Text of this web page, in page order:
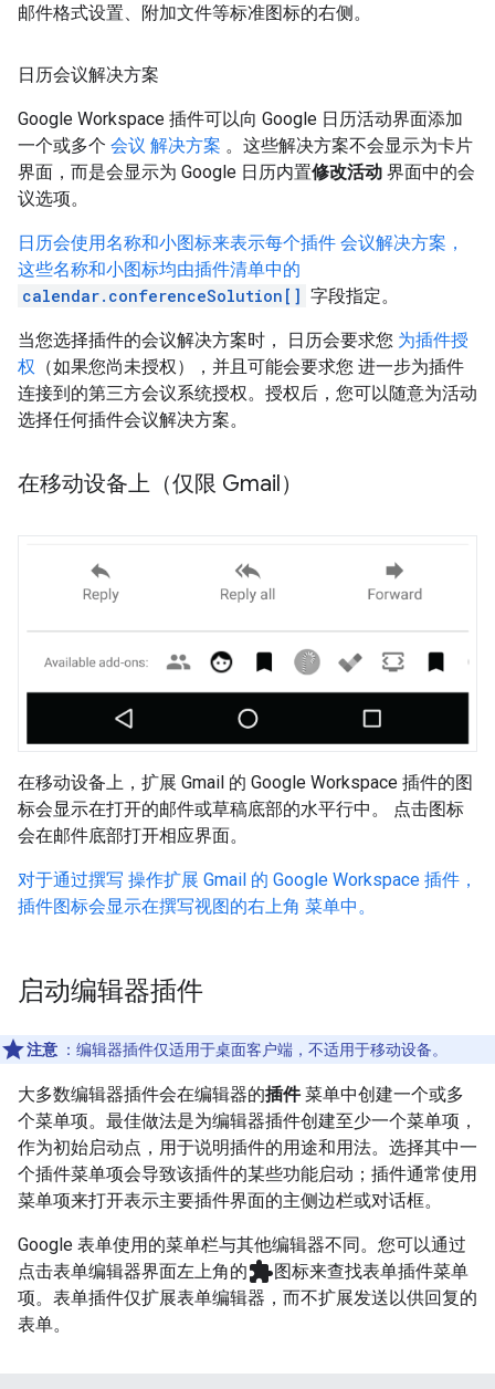
邮件格式设置、附加文件等标准图标的右侧。
日历会议解决方案
Google Workspace 插件可以向 Google 日历活动界面添加
一个或多个 会议 解决方案 。这些解决方案不会显示为卡片
界面，而是会显示为 Google 日历内置修改活动 界面中的会
议选项。
日历会使用名称和小图标来表示每个插件 会议解决方案，
这些名称和小图标均由插件清单中的
calendar.conferenceSolution[] 字段指定。
当您选择插件的会议解决方案时， 日历会要求您 为插件授
权 （如果您尚未授权），并且可能会要求您 进一步为插件
连接到的第三方会议系统授权。授权后，您可以随意为活动
选择任何插件会议解决方案。
在移动设备上（仅限 Gmail）
在移动设备上，扩展 Gmail 的 Google Workspace 插件的图
标会显示在打开的邮件或草稿底部的水平行中。 点击图标
会在邮件底部打开相应界面。
对于通过撰写 操作扩展 Gmail 的 Google Workspace 插件，
插件图标会显示在撰写视图的右上角 菜单中。
启动编辑器插件
注意 ：编辑器插件仅适用于桌面客户端，不适用于移动设备。
大多数编辑器插件会在编辑器的插件菜单中创建一个或多
个菜单项。最佳做法是为编辑器插件创建至少一个菜单项，
作为初始启动点，用于说明插件的用途和用法。选择其中一
个插件菜单项会导致该插件的某些功能启动；插件通常使用
菜单项来打开表示主要插件界面的主侧边栏或对话框。
Google 表单使用的菜单栏与其他编辑器不同。您可以通过
点击表单编辑器界面左上角的extension图标来查找表单插件菜单
项。表单插件仅扩展表单编辑器，而不扩展发送以供回复的
表单。